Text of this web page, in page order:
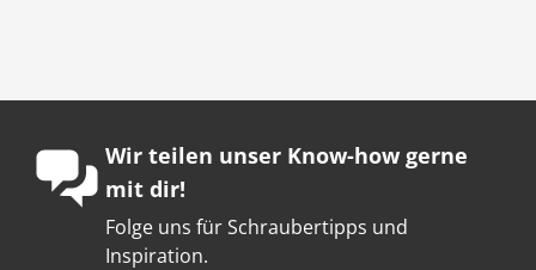
Wir teilen unser Know-how gerne
mit dir!
Folge uns für Schraubertipps und
Inspiration.